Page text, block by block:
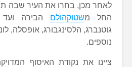
לאחר מכן, בחרו את העיר שבה
החל משטוקהולם הבירה ועד
גוטנברג, הלסינגבורג, אופסלה,
נוספים.
ציינו את נקודת האיסוף